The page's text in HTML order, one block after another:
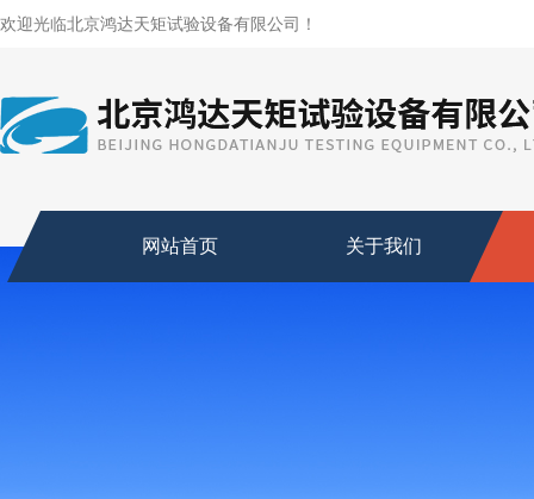
欢迎光临北京鸿达天矩试验设备有限公司！
网站首页 关于我们